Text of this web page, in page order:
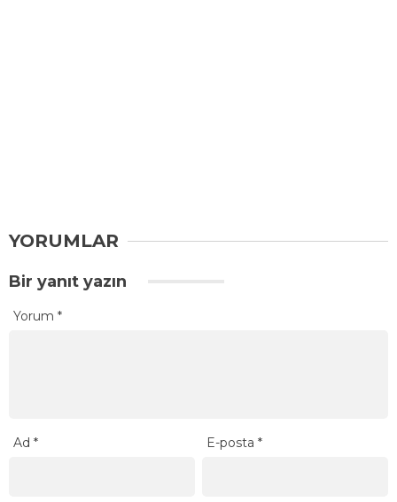
YORUMLAR
Bir yanıt yazın
Yorum *
Ad * E-posta*